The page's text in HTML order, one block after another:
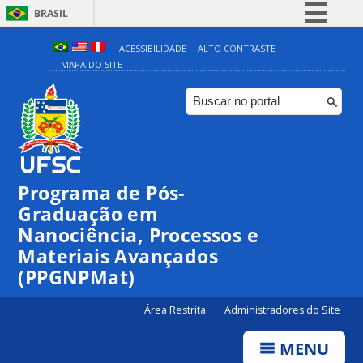
BRASIL
Simplifique!
Comunica BR
Participe
ACESSIBILIDADE
ALTO CONTRASTE
MAPA DO SITE
Programa de Pós-
Graduação em
Nanociência, Processos e
Materiais Avançados
(PPGNPMat)
Área Restrita Administradores do Site
MENU
01:00